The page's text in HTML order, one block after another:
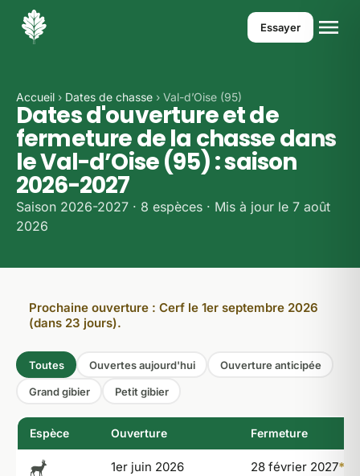
Essayer
Accueil › Dates de chasse › Val-d’Oise (95)
Dates d'ouverture et de
fermeture de la chasse dans
le Val-d’Oise (95) : saison
2026-2027
Saison 2026-2027 · 8 espèces · Mis à jour le 7 août
2026
Prochaine ouverture : Cerf le 1er septembre 2026
(dans 23 jours).
Toutes Ouvertes aujourd'hui Ouverture anticipée
Grand gibier Petit gibier
Espèce Ouverture Fermeture
1er juin 2026 28 février 2027*